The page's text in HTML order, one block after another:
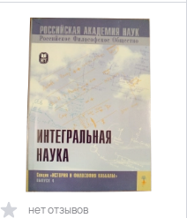
нет отзывов